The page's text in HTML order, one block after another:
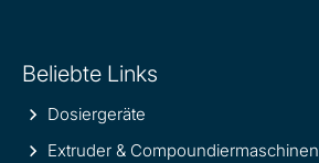
Beliebte Links
Dosiergeräte
Extruder & Compoundiermaschinen